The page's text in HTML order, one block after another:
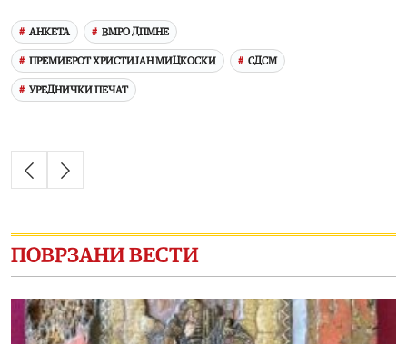
АНКЕТА ВМРО ДПМНЕ
ПРЕМИЕРОТ ХРИСТИЈАН МИЦКОСКИ СДСМ
УРЕДНИЧКИ ПЕЧАТ
ПОВРЗАНИ ВЕСТИ